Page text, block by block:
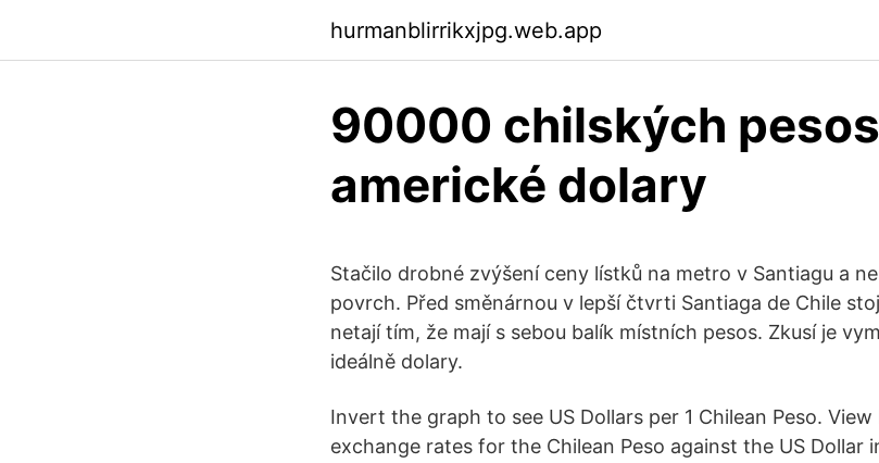
hurmanblirrikxjpg.web.app
90000 chilských
americké dolary
Stačilo drobné zvýšení ceny lístků na metro v Santiagu a
povrch. Před směnárnou v lepší čtvrti Santiaga de Chile
netají tím, že mají s sebou balík místních pesos. Zkusí je
ideálně dolary.
Invert the graph to see US Dollars per 1 Chilean Peso.
exchange rates for the Chilean Peso against the US Dollar